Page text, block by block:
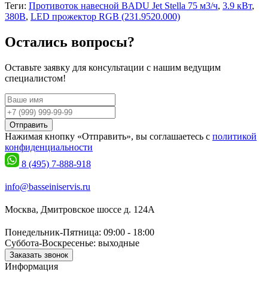
Теги: Противоток навесной BADU Jet Stella 75 м3/ч, 3.9 кВт,
380В, LED прожектор RGB (231.9520.000)
Остались вопросы?
Оставьте заявку для консультации с нашим ведущим
специалистом!
Отправить
Нажимая кнопку «Отправить», вы соглашаетесь с политикой
конфиденциальности
8 (495) 7-888-918
info@basseiniservis.ru
Москва, Дмитровское шоссе д. 124А
Понедельник-Пятница: 09:00 - 18:00
Суббота-Воскресенье: выходные
Заказать звонок
Информация